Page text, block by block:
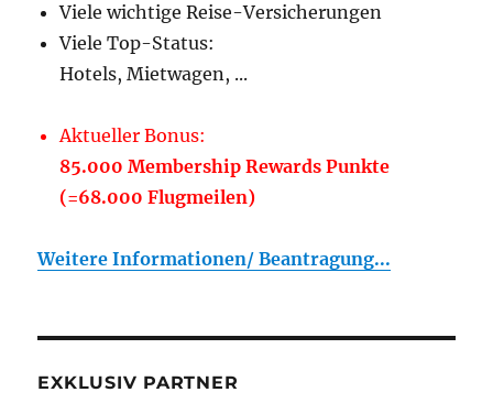
Viele wichtige Reise-Versicherungen
Viele Top-Status:
Hotels, Mietwagen, ...
Aktueller Bonus:
85.000 Membership Rewards Punkte
(=68.000 Flugmeilen)
Weitere Informationen/ Beantragung...
EXKLUSIV PARTNER